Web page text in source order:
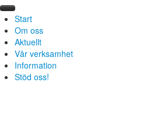
Start
Om oss
Arbetsgrupper
Styrelsen
GDPR
Aktuellt
Årsmöte
Senaste Nyhetsbrevet
Blogg
Vår verksamhet
BLLF Sweden
Verksamhetsberättelse
Information
Om slaveri
Stöd oss!